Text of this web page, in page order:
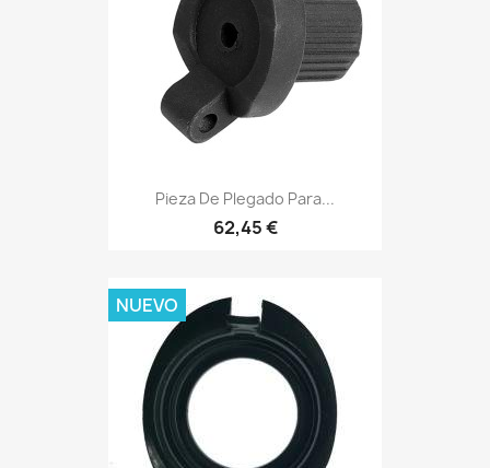
Pieza De Plegado Para...
62,45 €
NUEVO